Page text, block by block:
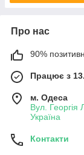
Про нас
90%
Працює з
м. Одеса
Вул.
Україна
Контакти